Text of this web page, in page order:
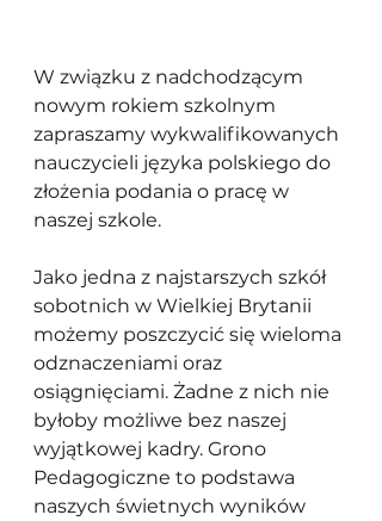
W związku z nadchodzącym
nowym rokiem szkolnym
zapraszamy wykwalifikowanych
nauczycieli języka polskiego do
złożenia podania o pracę w
naszej szkole.
Jako jedna z najstarszych szkół
sobotnich w Wielkiej Brytanii
możemy poszczycić się wieloma
odznaczeniami oraz
osiągnięciami. Żadne z nich nie
byłoby możliwe bez naszej
wyjątkowej kadry. Grono
Pedagogiczne to podstawa
naszych świetnych wyników